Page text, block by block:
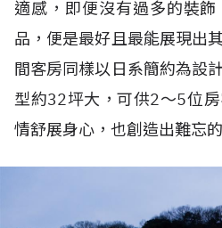
適感，即便沒有過多的裝
品，便是最好且最能展現出
間客房同樣以日系簡約為設
型約32坪大，可供2～5位
情舒展身心，也創造出難忘